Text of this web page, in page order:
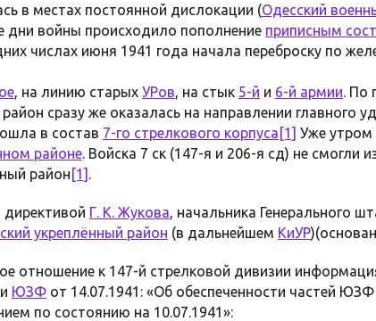
в местах постоянной дислокации (Одесский
дни войны происходило пополнение приписным
числах июня 1941 года начала переброску по
, на линию старых УРов, на стык 5-й и 6-й армии. По
сразу же оказалась на направлении главного
в состав 7-го стрелкового корпуса [1] Уже утром
районе. Войска 7 ск (147-я и 206-я сд) не смогли
район [1] .
Г. К. Жукова, начальника Генерального
укреплённый район (в дальнейшем КиУР
отношение к 147-й стрелковой дивизии
ЮЗФ от 14.07.1941: «Об обеспеченности частей
по состоянию на 10.07.1941»: